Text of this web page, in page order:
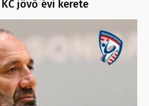
jövő évi kerete